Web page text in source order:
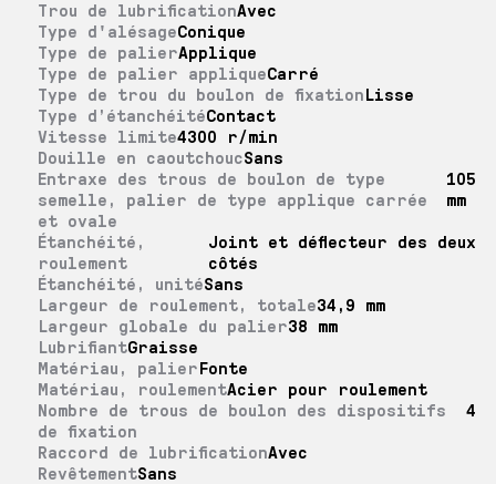
Trou de lubrificationAvec
Type d'alésageConique
Type de palierApplique
Type de palier appliqueCarré
Type de trou du boulon de fixationLisse
Type d’étanchéitéContact
Vitesse limite4300 r/min
Douille en caoutchoucSans
Entraxe des trous de boulon de type
semelle, palier de type applique carrée
et ovale
105
mm
Étanchéité,
roulement
Joint et déflecteur des deux
côtés
Étanchéité, unitéSans
Largeur de roulement, totale34,9 mm
Largeur globale du palier38 mm
LubrifiantGraisse
Matériau, palierFonte
Matériau, roulementAcier pour roulement
Nombre de trous de boulon des dispositifs
de fixation
4
Raccord de lubrificationAvec
RevêtementSans